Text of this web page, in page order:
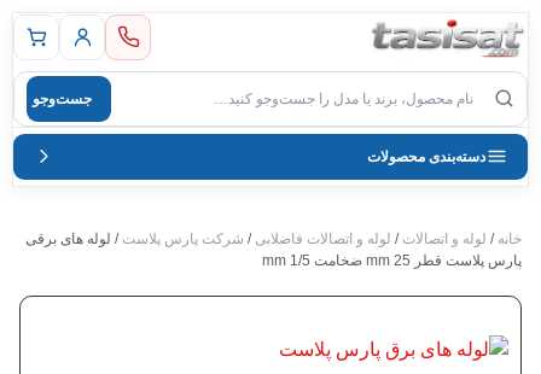
اصلی
جست‌وجو
دسته‌بندی محصولات
خانه / لوله و اتصالات / لوله و اتصالات فاضلابی / شرکت پارس پلاست / لوله های برقی
پارس پلاست قطر 25 mm ضخامت 1/5 mm